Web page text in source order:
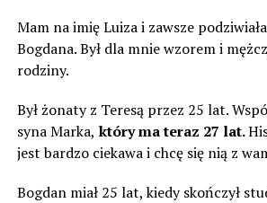
Mam na imię Luiza i zawsze
Bogdana. Był dla mnie wzorem i
rodziny.
Był żonaty z Teresą przez 25 lat.
syna Marka, który ma teraz 27 lat.
jest bardzo ciekawa i chcę się nią z
Bogdan miał 25 lat, kiedy skończył